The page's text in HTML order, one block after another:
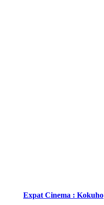
Expat Cinema : Kokuho